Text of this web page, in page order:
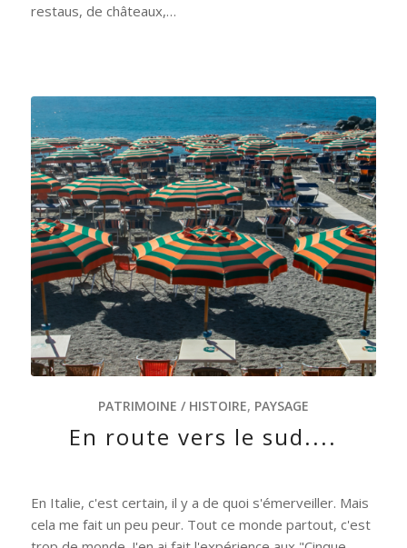
restaus, de châteaux,…
PATRIMOINE / HISTOIRE, PAYSAGE
En route vers le sud....
En Italie, c'est certain, il y a de quoi s'émerveiller. Mais
cela me fait un peu peur. Tout ce monde partout, c'est